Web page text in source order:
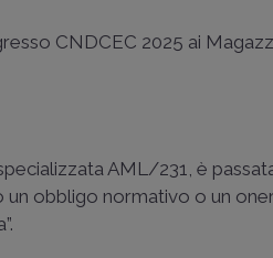
CNDCEC 2025 ai
AML/231, è
obbligo normativo o un